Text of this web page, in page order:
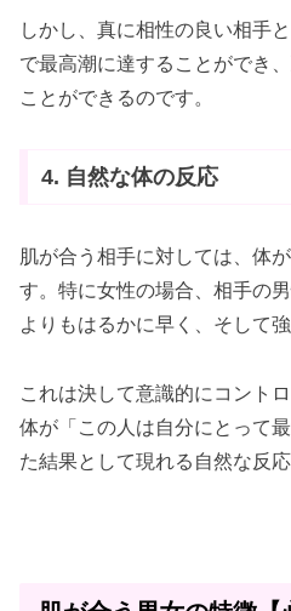
しかし、真に相性の良い相手
で最高潮に達することができ
ことができるのです。
4. 自然な体の反応
肌が合う相手に対しては、体
す。特に女性の場合、相手の
よりもはるかに早く、そして
これは決して意識的にコント
体が「この人は自分にとって
た結果として現れる自然な反応